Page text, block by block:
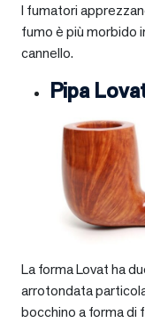
I fumatori
fumo è più morbido
cannello.
Pipa
La forma Lovat ha
arrotondata
bocchino a forma di